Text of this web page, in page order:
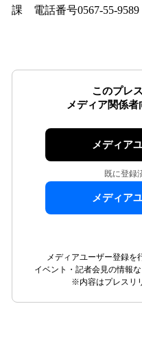
課 電話番号0567-55-9589
このプレ
メディア関係
メディア
既に登録
メディア
メディアユーザー登録を
イベント・記者会見の情報
※内容はプレスリ